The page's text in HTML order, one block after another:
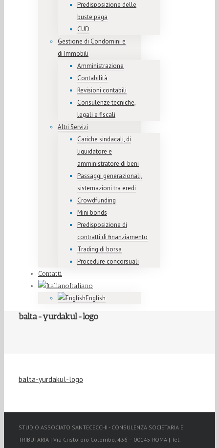
Predisposizione delle
buste paga
CUD
Gestione di Condomini e
di Immobili
Amministrazione
Contabilità
Revisioni contabili
Consulenze tecniche,
legali e fiscali
Altri Servizi
Cariche sindacali, di
liquidatore e
amministratore di beni
Passaggi generazionali,
sistemazioni tra eredi
Crowdfunding
Mini bonds
Predisposizione di
contratti di finanziamento
Trading di borsa
Procedure concorsuali
Contatti
Italiano
English
balta-yurdakul-logo
balta-yurdakul-logo
STUDIO ASSOCIATO SANTECECCHI - CONSULENZA SOCIETARIA E
TRIBUTARIA | Via Cristoforo Colombo, 436 – 00145 ROMA | Tel.